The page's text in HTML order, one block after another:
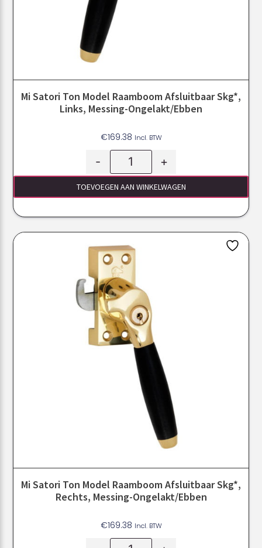
Mi Satori Ton Model Raamboom Afsluitbaar Skg*,
Links, Messing-Ongelakt/Ebben
€169.38 Incl. BTW
- +
TOEVOEGEN AAN WINKELWAGEN
Mi Satori Ton Model Raamboom Afsluitbaar Skg*,
Rechts, Messing-Ongelakt/Ebben
€169.38 Incl. BTW